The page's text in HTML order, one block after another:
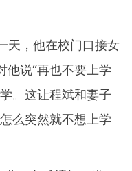
，他在校门口接女
他说“再也不要上学
。这让程斌和妻子
么突然就不想上学